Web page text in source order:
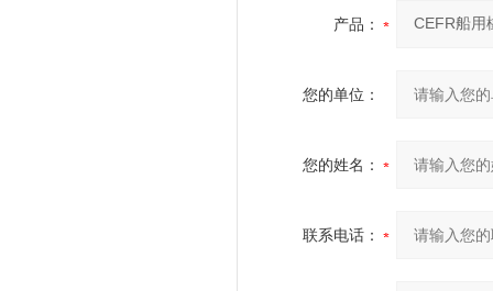
产品：
您的单位：
您的姓名：
联系电话：